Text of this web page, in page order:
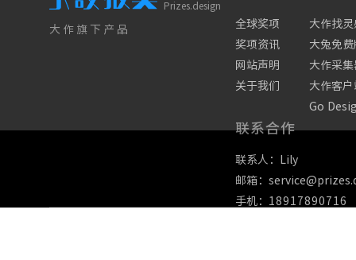
Prizes.design
大作旗下产品
全球奖项
奖项资讯
网站声明
关于我们
大作找灵
大兔免费
大作采集
大作客户
Go
联系合作
联系人：Lily
邮箱：
手机： 18917890716